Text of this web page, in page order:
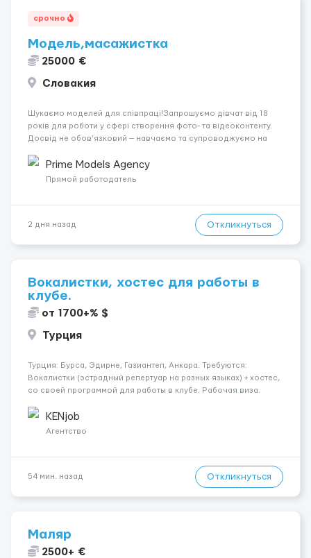
срочно
Модель,масажистка
25000 €
Словакия
Шукаємо моделей для співпраці!Запрошуємо дівчат від 18
років для роботи у сфері створення фото- та відеоконтенту.
Досвід не обов’язковий — навчаємо та супроводжуємо на
конфіденційність і професійну підтримку. Працюємо офіційно,
поважаємо особ...
Prime Models Agency
Прямой работодатель
2 дня назад Откликнуться
Вокалистки, хостес для работы в
клубе.
от 1700+% $
Турция
Турция: Бурса, Эдирне, Газиантеп, Анкара. Требуются:
Вокалистки (эстрадный репертуар на разных языках) + хостеc,
со своей программой для работы в клубе. Рабочая виза.
одного до трех месяцев. Мед. страховка. Высокая зарплат...
KENjob
Агентство
54 мин. назад Откликнуться
Маляр
2500+ €